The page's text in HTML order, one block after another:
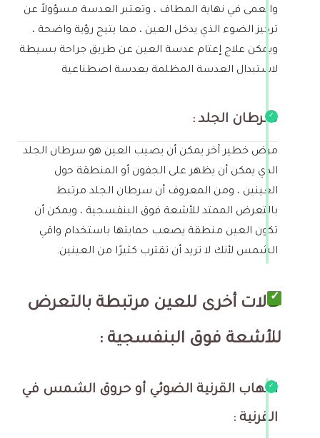
والعمى في نهاية المطاف ، وتعتبر العدسة مسؤولاً عن
تركيز الضوء الذي يدخل العين ، مما يتيح رؤية واضحة ،
ويمكن علاج إعتام عدسة العين عن طريق جراحة بسيطة
لاستبدال العدسة المظلمة بعدسة اصطناعية
سرطان الجلد :
مرض خطير آخر يمكن أن يصيب العين هو سرطان الجلد
الذي يمكن أن يظهر على الجفون أو المنطقة حول
العينين ، ومن المعروف أن سرطان الجلد مرتبط
بالتعرض الممتد للأشعة فوق البنفسجية ، ويمكن أن
تكون العين منطقة يصعب حمايتها باستخدام واقي
الشمس لأنك لا تريد أن تقترب كثيرًا من العينين.
حالات أخرى للعين مرتبطة بالتعرض
للأشعة فوق البنفسجية :
التهاب القرنية الضوئي أو حروق الشمس في
القرنية :